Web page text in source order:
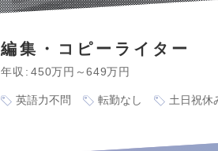
編集・コピーライター
年収 450万円～649万円
英語力不問 転勤なし 土日祝休